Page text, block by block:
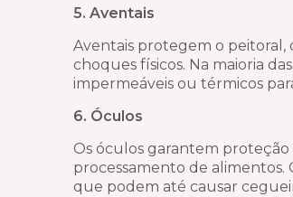
5. Aventais
Aventais protegem o peitoral,
choques físicos. Na maioria
impermeáveis ou térmicos
6. Óculos
Os óculos garantem
processamento de
que podem até causar